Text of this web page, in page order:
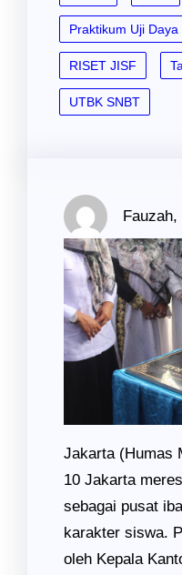
Praktikum Uji
RISET JISF
UTBK SNBT
Jakarta (Humas
10 Jakarta
sebagai pusat
karakter siswa.
oleh Kepala